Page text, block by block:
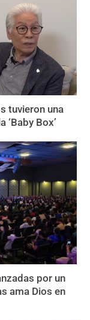
tuvieron una
Box’
por un
ama Dios en